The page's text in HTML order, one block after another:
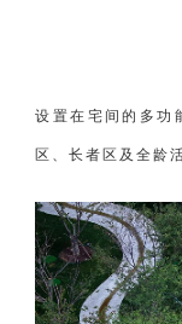
设置在宅间的多功
区、长者区及全龄